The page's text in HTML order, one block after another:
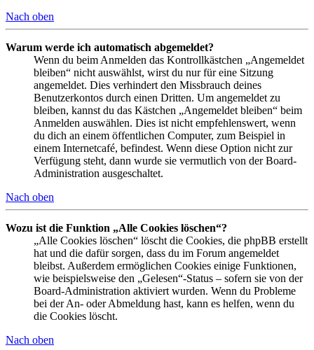
Nach oben
Warum werde ich automatisch abgemeldet?
Wenn du beim Anmelden das Kontrollkästchen „Angemeldet
bleiben“ nicht auswählst, wirst du nur für eine Sitzung
angemeldet. Dies verhindert den Missbrauch deines
Benutzerkontos durch einen Dritten. Um angemeldet zu
bleiben, kannst du das Kästchen „Angemeldet bleiben“ beim
Anmelden auswählen. Dies ist nicht empfehlenswert, wenn
du dich an einem öffentlichen Computer, zum Beispiel in
einem Internetcafé, befindest. Wenn diese Option nicht zur
Verfügung steht, dann wurde sie vermutlich von der Board-
Administration ausgeschaltet.
Nach oben
Wozu ist die Funktion „Alle Cookies löschen“?
„Alle Cookies löschen“ löscht die Cookies, die phpBB erstellt
hat und die dafür sorgen, dass du im Forum angemeldet
bleibst. Außerdem ermöglichen Cookies einige Funktionen,
wie beispielsweise den „Gelesen“-Status – sofern sie von der
Board-Administration aktiviert wurden. Wenn du Probleme
bei der An- oder Abmeldung hast, kann es helfen, wenn du
die Cookies löscht.
Nach oben